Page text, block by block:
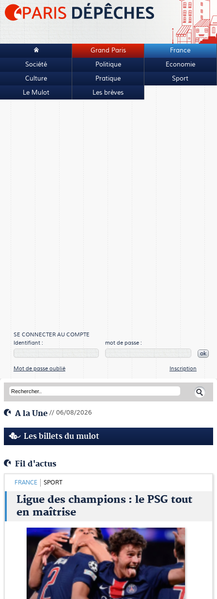
Grand Paris
France
Société
Politique
Economie
Culture
Pratique
Sport
Le Mulot
Les brèves
SE CONNECTER AU COMPTE
Identifiant :
mot de passe :
ok
Mot de passe oublié Inscription
A la Une // 06/08/2026
Les billets du mulot
Fil d'actus
FRANCE SPORT
Ligue des champions : le PSG tout
en maîtrise